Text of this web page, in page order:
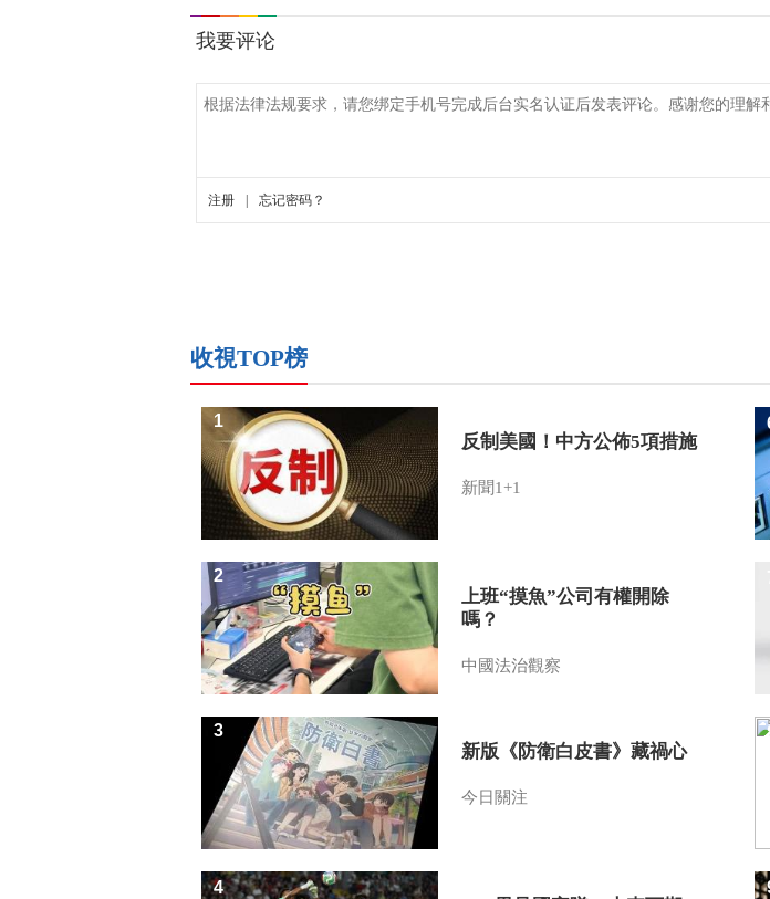
收視TOP榜
反制美國！中方公佈5項措施
新聞1+1
1
上班“摸魚”公司有權開除
嗎？
中國法治觀察
2
新版《防衛白皮書》藏禍心
今日關注
3
4